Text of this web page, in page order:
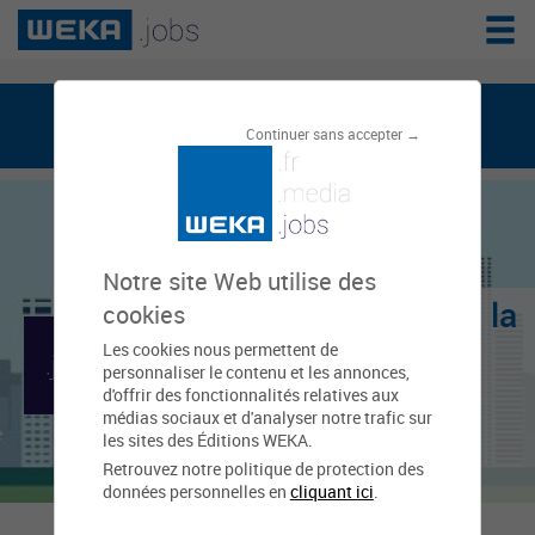
Continuer sans accepter →
Notre site Web utilise des
cookies
Les cookies nous permettent de
personnaliser le contenu et les annonces,
d'offrir des fonctionnalités relatives aux
médias sociaux et d'analyser notre trafic sur
les sites des Éditions WEKA.
Retrouvez notre politique de protection des
données personnelles en cliquant ici.
weka.jobs, le réseau de l'emploi public
Centre de gestion de la
fonction publique
territoriale de la
Somme